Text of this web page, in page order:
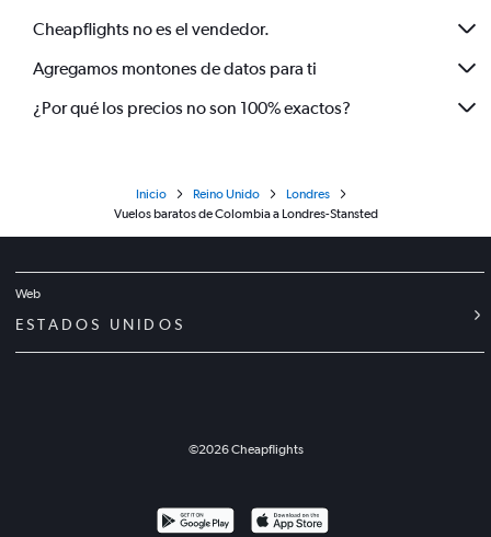
Cheapflights no es el vendedor.
Agregamos montones de datos para ti
¿Por qué los precios no son 100% exactos?
Inicio Reino Unido
Londres
Vuelos baratos de Colombia a Londres-Stansted
Web
ESTADOS UNIDOS
©2026Cheapflights